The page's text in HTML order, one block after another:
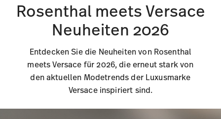
Rosenthal meets Versace
Neuheiten 2026
Entdecken Sie die Neuheiten von Rosenthal
meets Versace für 2026, die erneut stark von
den aktuellen Modetrends der Luxusmarke
Versace inspiriert sind.